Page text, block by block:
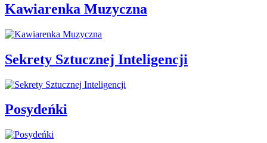
Kawiarenka Muzyczna
Sekrety Sztucznej Inteligencji
Posydeńki